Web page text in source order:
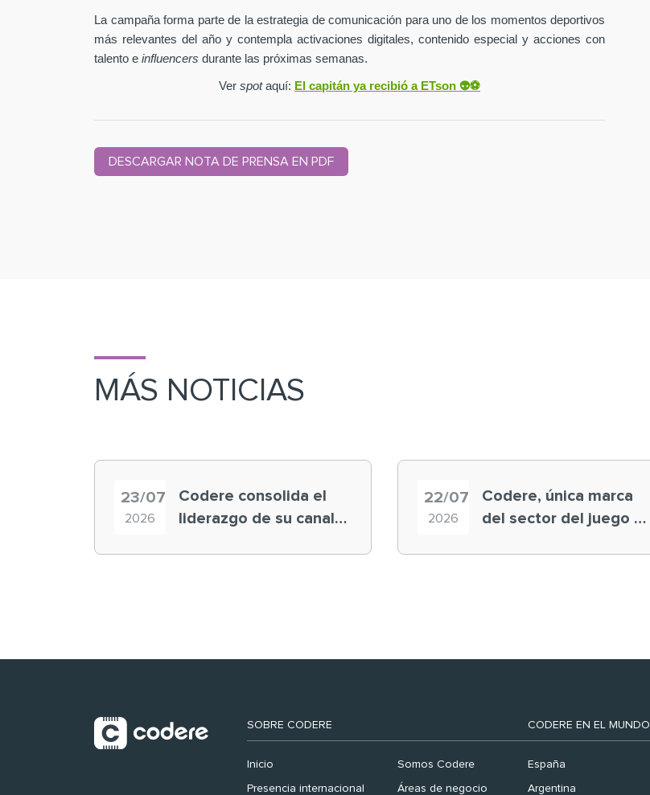
La campaña forma parte de la estrategia de comunicación para uno de los momentos deportivos
más relevantes del año y contempla activaciones digitales, contenido especial y acciones con
talento e influencers durante las próximas semanas.
Ver spotaquí: El capitán ya recibió a ETson 👽⚽️
DESCARGAR NOTA DE PRENSA EN PDF
MÁS NOTICIAS
23/07
2026
Codere consolida el
liderazgo de su canal
22/07
2026
Codere, única marca
del sector del juego en
SOBRE CODERE
Inicio Somos Codere
Presencia internacional Áreas de negocio
CODERE EN EL MUNDO
España
Argentina